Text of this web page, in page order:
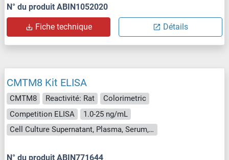
N° du produit ABIN1052020
Fiche technique Détails
CMTM8 Kit ELISA
CMTM8 Reactivité: Rat
Colorimetric
Competition ELISA
1.0-25 ng/mL
Cell Culture Supernatant, Plasma, Serum, Tissue Homogenate
N° du produit ABIN771644